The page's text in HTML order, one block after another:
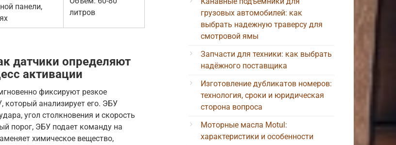
панели,
литров
датчики определяют
активации
фиксируют резкое
который анализирует его. ЭБУ
угол столкновения и скорость
порог, ЭБУ подает команду на
химическое вещество,
грузовых автомобилей: как
выбрать надежную траверсу для
смотровой ямы
Запчасти для техники: как выбрать
надёжного поставщика
Изготовление дубликатов номеров:
технология, сроки и юридическая
сторона вопроса
Моторные масла Motul:
характеристики и особенности